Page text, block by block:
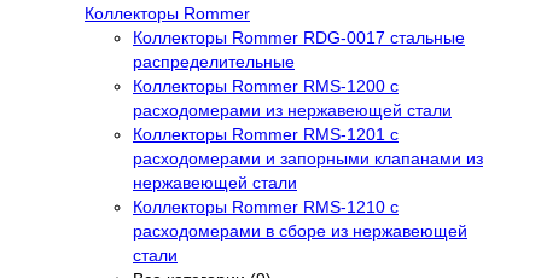
Коллекторы Rommer
Коллекторы Rommer RDG-0017 стальные
распределительные
Коллекторы Rommer RMS-1200 с
расходомерами из нержавеющей стали
Коллекторы Rommer RMS-1201 с
расходомерами и запорными клапанами из
нержавеющей стали
Коллекторы Rommer RMS-1210 с
расходомерами в сборе из нержавеющей
стали